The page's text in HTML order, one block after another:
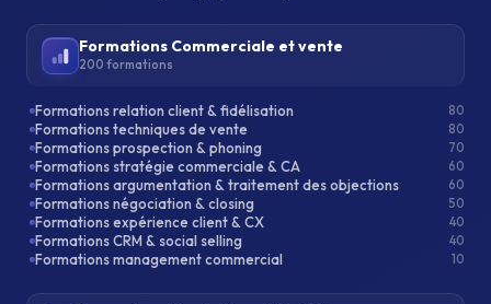
Formations Commerciale et vente
200 formations
Formations relation client & fidélisation 80
Formations techniques de vente 80
Formations prospection & phoning 70
Formations stratégie commerciale & CA 60
Formations argumentation & traitement des objections 60
Formations négociation & closing 50
Formations expérience client & CX 40
Formations CRM & social selling 40
Formations management commercial 10